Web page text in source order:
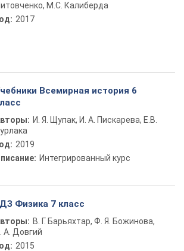
М.С. Калиберда
2017
Всемирная история 6
И. Я. Щупак, И. А. Пискарева, Е.В.
2019
Интегрированный курс
Физика 7 класс
В. Г. Барьяхтар, Ф. Я. Божинова,
А. Довгий
2015